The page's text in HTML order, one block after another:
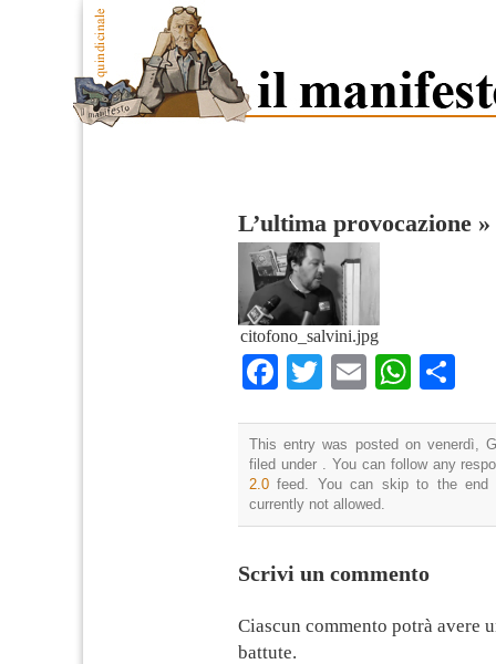
L’ultima provocazione »
citofono_salvini.jpg
Facebook
TwitterEmail
This entry was posted on venerdì,
filed under . You can follow any
2.0 feed. You can skip to the end
currently not allowed.
Scrivi un commento
Ciascun commento potrà avere
battute.